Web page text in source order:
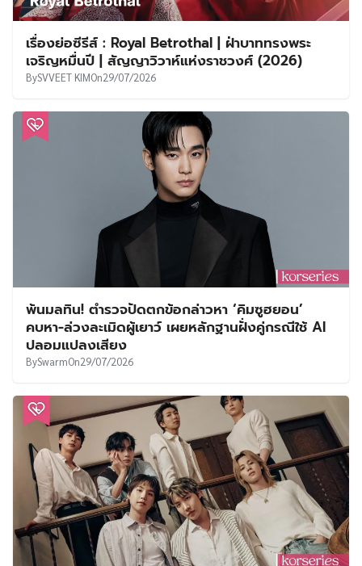
เรื่องย่อซีรีส์ : Royal Betrothal | ฝ่าบาททรงพระ
เจริญหมื่นปี | สัญญาวิวาห์แห่งราชวงศ์ (2026)
BySVVEET KIMOn29/07/2026
พ้นมลทิน! ตำรวจปัดตกข้อกล่าวหา ‘คิมซูฮยอน’
คบหา-ล่วงละเมิดผู้เยาว์ เผยหลักฐานฝั่งคู่กรณีใช้ AI
ปลอมแปลงเสียง
BySwarmOn29/07/2026